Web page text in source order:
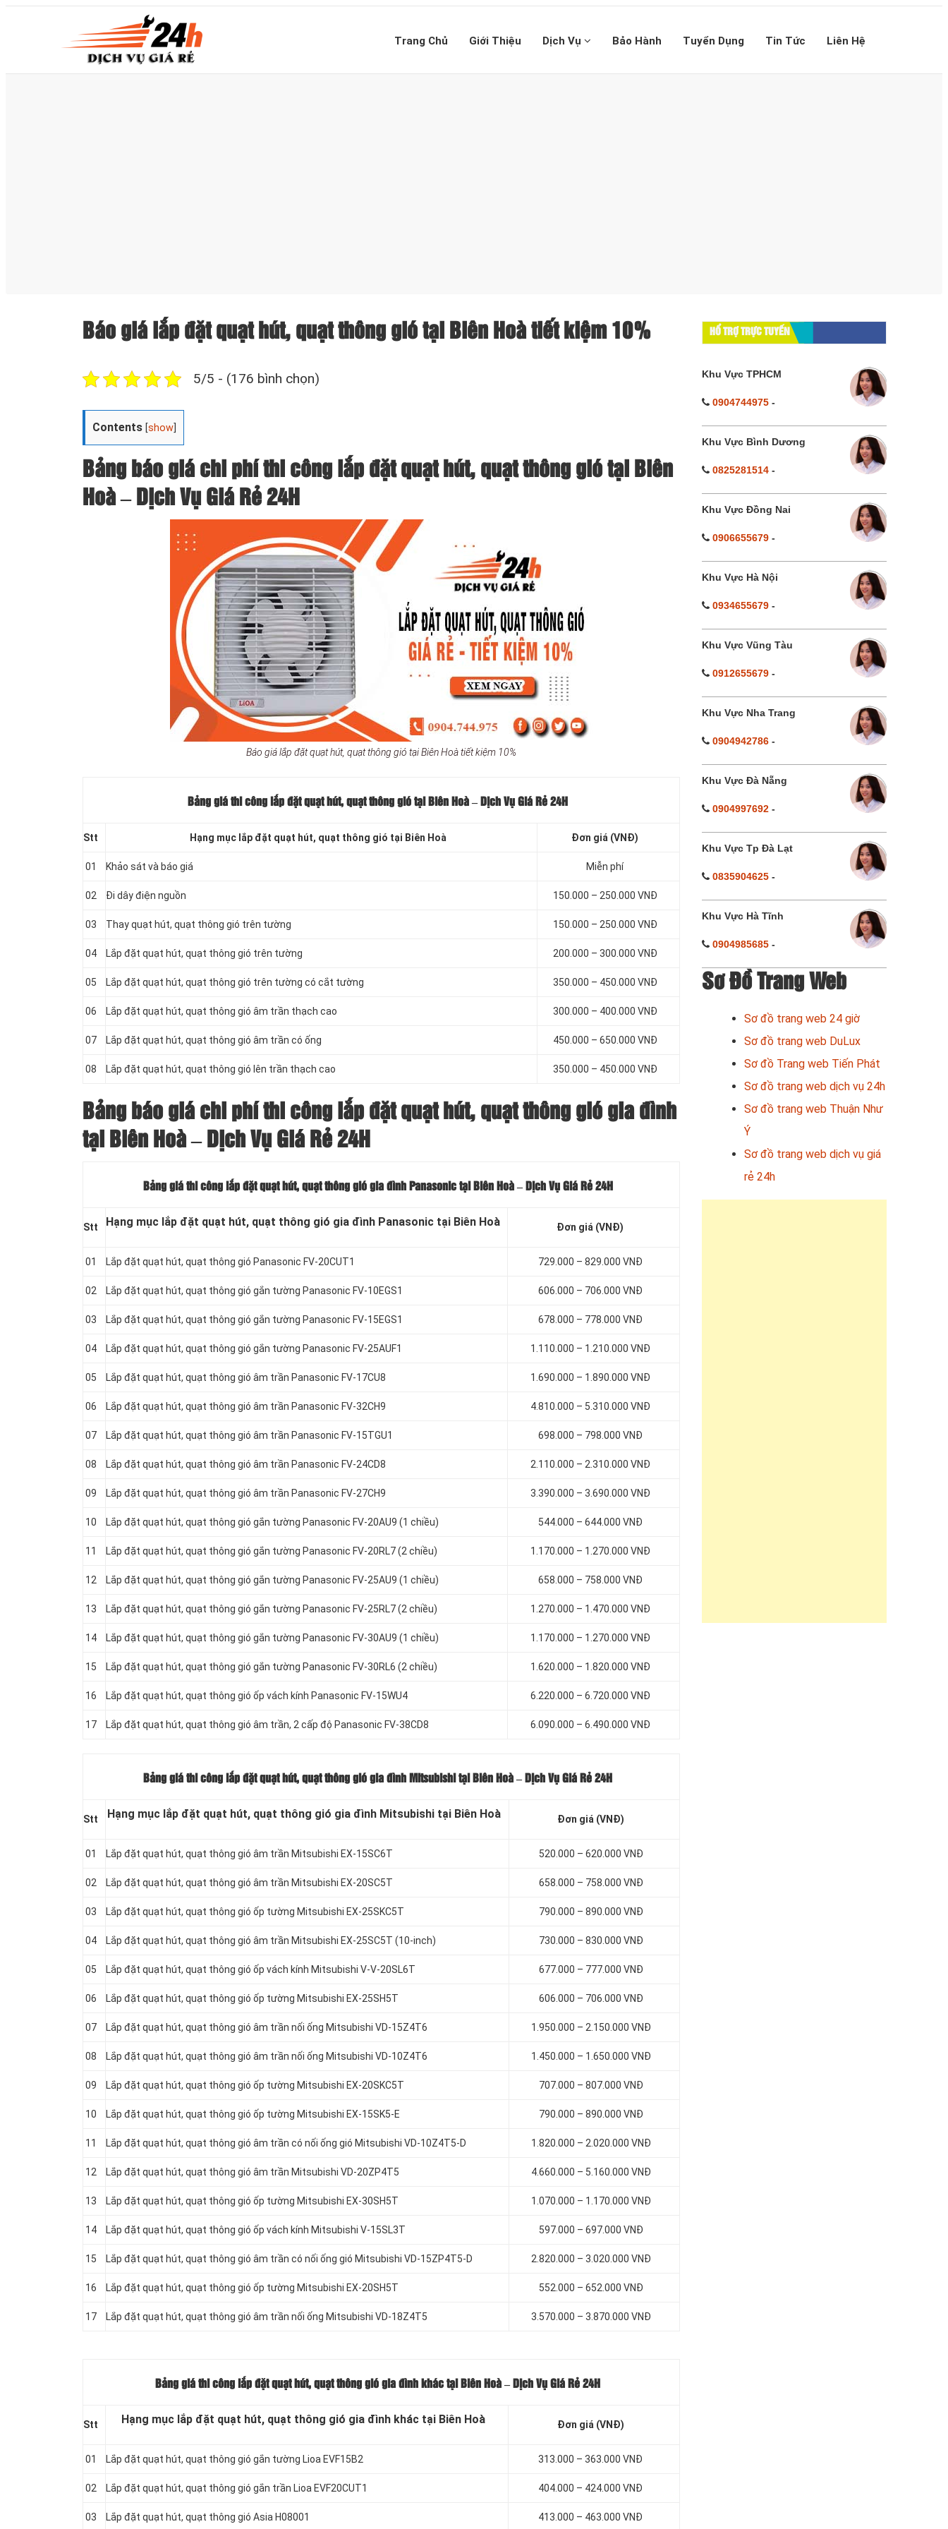
Trang Chủ Giới Thiệu Dịch Vụ Bảo Hành Tuyển Dụng Tin Tức Liên Hệ
Báo giá lắp đặt quạt hút, quạt thông gió tại Biên Hoà tiết kiệm 10%
5/5 - (176 bình chọn)
Contents [show
Bảng báo giá chi phí thi công lắp đặt quạt hút, quạt thông gió tại Biên
Hoà – Dịch Vụ Giá Rẻ 24H
Báo giá lắp đặt quạt hút, quạt thông gió tại Biên Hoà tiết kiệm 10%
Bảng giá thi công lắp đặt quạt hút, quạt thông gió tại Biên Hoà – Dịch Vụ Giá Rẻ 24H
Stt Hạng mục lắp đặt quạt hút, quạt thông gió tại Biên Hoà Đơn giá (VNĐ)
01 Khảo sát và báo giá Miễn phí
02 Đi dây điện nguồn 150.000 – 250.000 VNĐ
03 Thay quạt hút, quạt thông gió trên tường 150.000 – 250.000 VNĐ
04 Lắp đặt quạt hút, quạt thông gió trên tường 200.000 – 300.000 VNĐ
05 Lắp đặt quạt hút, quạt thông gió trên tường có cắt tường 350.000 – 450.000 VNĐ
06 Lắp đặt quạt hút, quạt thông gió âm trần thạch cao 300.000 – 400.000 VNĐ
07 Lắp đặt quạt hút, quạt thông gió âm trần có ống 450.000 – 650.000 VNĐ
08 Lắp đặt quạt hút, quạt thông gió lên trần thạch cao 350.000 – 450.000 VNĐ
Bảng báo giá chi phí thi công lắp đặt quạt hút, quạt thông gió gia đình
tại Biên Hoà – Dịch Vụ Giá Rẻ 24H
Bảng giá thi công lắp đặt quạt hút, quạt thông gió gia đình Panasonic tại Biên Hoà – Dịch Vụ Giá Rẻ 24H
Stt Hạng mục lắp đặt quạt hút, quạt thông gió gia đình Panasonic tại Biên Hoà Đơn giá (VNĐ)
01 Lắp đặt quạt hút, quạt thông gió Panasonic FV-20CUT1 729.000 – 829.000 VNĐ
02 Lắp đặt quạt hút, quạt thông gió gắn tường Panasonic FV-10EGS1 606.000 – 706.000 VNĐ
03 Lắp đặt quạt hút, quạt thông gió gắn tường Panasonic FV-15EGS1 678.000 – 778.000 VNĐ
04 Lắp đặt quạt hút, quạt thông gió gắn tường Panasonic FV-25AUF1 1.110.000 – 1.210.000 VNĐ
05 Lắp đặt quạt hút, quạt thông gió âm trần Panasonic FV-17CU8 1.690.000 – 1.890.000 VNĐ
06 Lắp đặt quạt hút, quạt thông gió âm trần Panasonic FV-32CH9 4.810.000 – 5.310.000 VNĐ
07 Lắp đặt quạt hút, quạt thông gió âm trần Panasonic FV-15TGU1 698.000 – 798.000 VNĐ
08 Lắp đặt quạt hút, quạt thông gió âm trần Panasonic FV-24CD8 2.110.000 – 2.310.000 VNĐ
09 Lắp đặt quạt hút, quạt thông gió âm trần Panasonic FV-27CH9 3.390.000 – 3.690.000 VNĐ
10 Lắp đặt quạt hút, quạt thông gió gắn tường Panasonic FV-20AU9 (1 chiều) 544.000 – 644.000 VNĐ
11 Lắp đặt quạt hút, quạt thông gió gắn tường Panasonic FV-20RL7 (2 chiều) 1.170.000 – 1.270.000 VNĐ
12 Lắp đặt quạt hút, quạt thông gió gắn tường Panasonic FV-25AU9 (1 chiều) 658.000 – 758.000 VNĐ
13 Lắp đặt quạt hút, quạt thông gió gắn tường Panasonic FV-25RL7 (2 chiều) 1.270.000 – 1.470.000 VNĐ
14 Lắp đặt quạt hút, quạt thông gió gắn tường Panasonic FV-30AU9 (1 chiều) 1.170.000 – 1.270.000 VNĐ
15 Lắp đặt quạt hút, quạt thông gió gắn tường Panasonic FV-30RL6 (2 chiều) 1.620.000 – 1.820.000 VNĐ
16 Lắp đặt quạt hút, quạt thông gió ốp vách kính Panasonic FV-15WU4 6.220.000 – 6.720.000 VNĐ
17 Lắp đặt quạt hút, quạt thông gió âm trần, 2 cấp độ Panasonic FV-38CD8 6.090.000 – 6.490.000 VNĐ
Bảng giá thi công lắp đặt quạt hút, quạt thông gió gia đình Mitsubishi tại Biên Hoà – Dịch Vụ Giá Rẻ 24H
Stt Hạng mục lắp đặt quạt hút, quạt thông gió gia đình Mitsubishi tại Biên Hoà Đơn giá (VNĐ)
01 Lắp đặt quạt hút, quạt thông gió âm trần Mitsubishi EX-15SC6T 520.000 – 620.000 VNĐ
02 Lắp đặt quạt hút, quạt thông gió âm trần Mitsubishi EX-20SC5T 658.000 – 758.000 VNĐ
03 Lắp đặt quạt hút, quạt thông gió ốp tường Mitsubishi EX-25SKC5T 790.000 – 890.000 VNĐ
04 Lắp đặt quạt hút, quạt thông gió âm trần Mitsubishi EX-25SC5T (10-inch) 730.000 – 830.000 VNĐ
05 Lắp đặt quạt hút, quạt thông gió ốp vách kính Mitsubishi V-V-20SL6T 677.000 – 777.000 VNĐ
06 Lắp đặt quạt hút, quạt thông gió ốp tường Mitsubishi EX-25SH5T 606.000 – 706.000 VNĐ
07 Lắp đặt quạt hút, quạt thông gió âm trần nối ống Mitsubishi VD-15Z4T6 1.950.000 – 2.150.000 VNĐ
08 Lắp đặt quạt hút, quạt thông gió âm trần nối ống Mitsubishi VD-10Z4T6 1.450.000 – 1.650.000 VNĐ
09 Lắp đặt quạt hút, quạt thông gió ốp tường Mitsubishi EX-20SKC5T 707.000 – 807.000 VNĐ
10 Lắp đặt quạt hút, quạt thông gió ốp tường Mitsubishi EX-15SK5-E 790.000 – 890.000 VNĐ
11 Lắp đặt quạt hút, quạt thông gió âm trần có nối ống gió Mitsubishi VD-10Z4T5-D 1.820.000 – 2.020.000 VNĐ
12 Lắp đặt quạt hút, quạt thông gió âm trần Mitsubishi VD-20ZP4T5 4.660.000 – 5.160.000 VNĐ
13 Lắp đặt quạt hút, quạt thông gió ốp tường Mitsubishi EX-30SH5T 1.070.000 – 1.170.000 VNĐ
14 Lắp đặt quạt hút, quạt thông gió ốp vách kính Mitsubishi V-15SL3T 597.000 – 697.000 VNĐ
15 Lắp đặt quạt hút, quạt thông gió âm trần có nối ống gió Mitsubishi VD-15ZP4T5-D 2.820.000 – 3.020.000 VNĐ
16 Lắp đặt quạt hút, quạt thông gió ốp tường Mitsubishi EX-20SH5T 552.000 – 652.000 VNĐ
17 Lắp đặt quạt hút, quạt thông gió âm trần nối ống Mitsubishi VD-18Z4T5 3.570.000 – 3.870.000 VNĐ
Bảng giá thi công lắp đặt quạt hút, quạt thông gió gia đình khác tại Biên Hoà – Dịch Vụ Giá Rẻ 24H
Stt Hạng mục lắp đặt quạt hút, quạt thông gió gia đình khác tại Biên Hoà Đơn giá (VNĐ)
01 Lắp đặt quạt hút, quạt thông gió gắn tường Lioa EVF15B2 313.000 – 363.000 VNĐ
02 Lắp đặt quạt hút, quạt thông gió gắn trần Lioa EVF20CUT1 404.000 – 424.000 VNĐ
03 Lắp đặt quạt hút, quạt thông gió Asia H08001 413.000 – 463.000 VNĐ
HỔ TRỢ TRỰC TUYẾN
Khu Vực TPHCM
0904744975-
Khu Vực Bình Dương
0825281514-
Khu Vực Đồng Nai
0906655679-
Khu Vực Hà Nội
0934655679-
Khu Vực Vũng Tàu
0912655679-
Khu Vực Nha Trang
0904942786-
Khu Vực Đà Nẵng
0904997692-
Khu Vực Tp Đà Lạt
0835904625-
Khu Vực Hà Tĩnh
0904985685-
Sơ Đồ Trang Web
Sơ đồ trang web 24 giờ
Sơ đồ trang web DuLux
Sơ đồ Trang web Tiến Phát
Sơ đồ trang web dịch vụ 24h
Sơ đồ trang web Thuận Như
Ý
Sơ đồ trang web dịch vụ giá
rẻ 24h